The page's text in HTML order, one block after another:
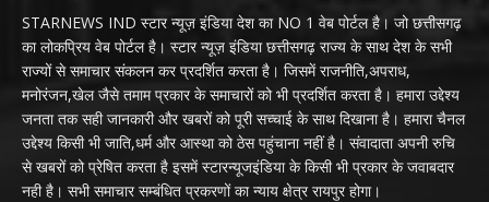
STARNEWS IND स्टार न्यूज़ इंडिया देश का NO 1 वेब पोर्टल है। जो छत्तीसगढ़
का लोकप्रिय वेब पोर्टल है। स्टार न्यूज़ इंडिया छत्तीसगढ़ राज्य के साथ देश के सभी
राज्यों से समाचार संकलन कर प्रदर्शित करता है। जिसमें राजनीति,अपराध,
मनोरंजन,खेल जैसे तमाम प्रकार के समाचारों को भी प्रदर्शित करता है। हमारा उद्देश्य
जनता तक सही जानकारी और खबरों को पूरी सच्चाई के साथ दिखाना है। हमारा चैनल
उद्देश्य किसी भी जाति,धर्म और आस्था को ठेस पहुंचाना नहीं है। संवादाता अपनी रुचि
से खबरों को प्रेषित करता है इसमें स्टारन्यूजइंडिया के किसी भी प्रकार के जवाबदार
नही है। सभी समाचार सम्बंधित प्रकरणों का न्याय क्षेत्र रायपुर होगा।